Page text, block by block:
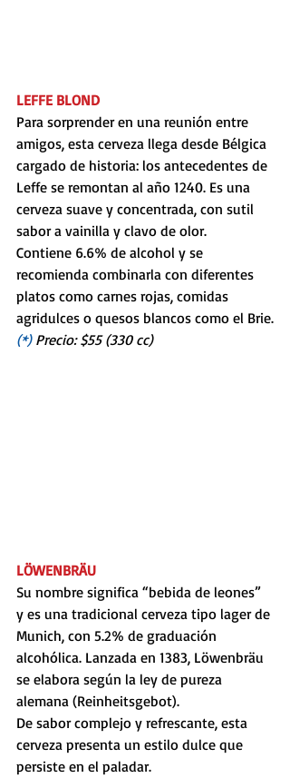
LEFFE BLOND
Para sorprender en una reunión entre
amigos, esta cerveza llega desde Bélgica
cargado de historia: los antecedentes de
Leffe se remontan al año 1240. Es una
cerveza suave y concentrada, con sutil
sabor a vainilla y clavo de olor.
Contiene 6.6% de alcohol y se
recomienda combinarla con diferentes
platos como carnes rojas, comidas
agridulces o quesos blancos como el Brie.
(*) Precio: $55 (330 cc)
LÖWENBRÄU
Su nombre significa “bebida de leones”
y es una tradicional cerveza tipo lager de
Munich, con 5.2% de graduación
alcohólica. Lanzada en 1383, Löwenbräu
se elabora según la ley de pureza
alemana (Reinheitsgebot).
De sabor complejo y refrescante, esta
cerveza presenta un estilo dulce que
persiste en el paladar.